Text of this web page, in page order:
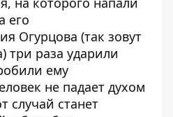
его
Огурцова (так зовут
три раза ударили
ему
не падает духом
случай станет